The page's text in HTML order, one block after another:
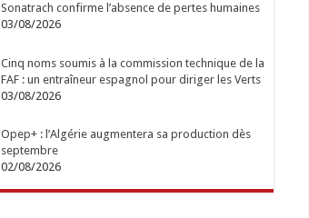
Sonatrach confirme l’absence de pertes humaines
03/08/2026
Cinq noms soumis à la commission technique de la
FAF : un entraîneur espagnol pour diriger les Verts
03/08/2026
Opep+ : l’Algérie augmentera sa production dès
septembre
02/08/2026